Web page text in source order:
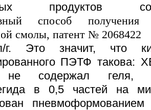
продуктов
г. Это значит, что
ПЭТФ такова:
не содержал геля,
в 0,5 частей на